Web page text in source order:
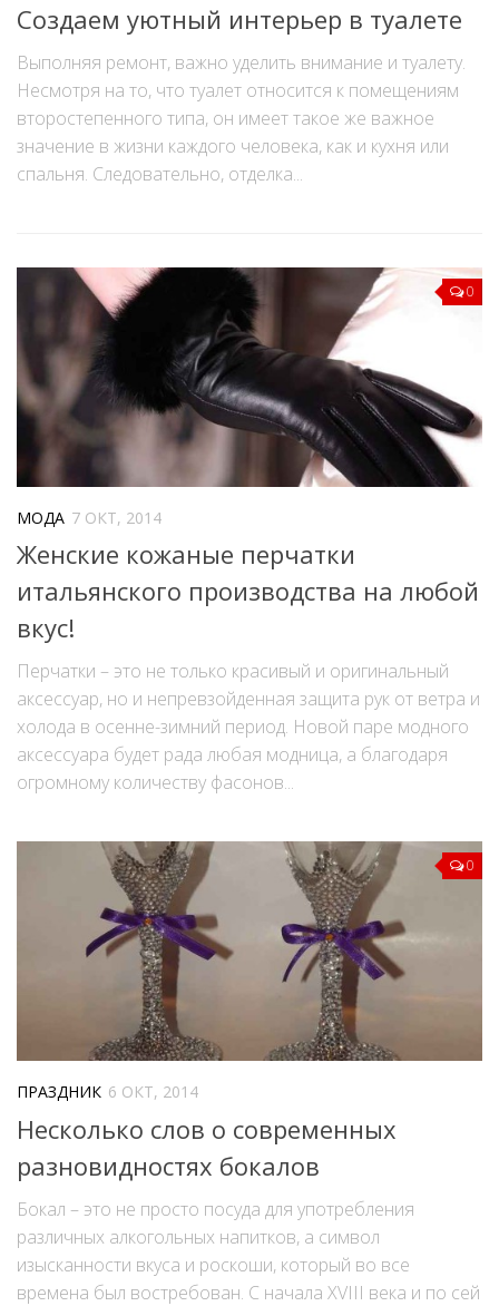
Создаем уютный интерьер в туалете
Выполняя ремонт, важно уделить внимание и туалету.
Несмотря на то, что туалет относится к помещениям
второстепенного типа, он имеет такое же важное
значение в жизни каждого человека, как и кухня или
спальня. Следовательно, отделка...
0
МОДА 7 ОКТ, 2014
Женские кожаные перчатки
итальянского производства на любой
вкус!
Перчатки – это не только красивый и оригинальный
аксессуар, но и непревзойденная защита рук от ветра и
холода в осенне-зимний период. Новой паре модного
аксессуара будет рада любая модница, а благодаря
огромному количеству фасонов...
0
ПРАЗДНИК 6 ОКТ, 2014
Несколько слов о современных
разновидностях бокалов
Бокал – это не просто посуда для употребления
различных алкогольных напитков, а символ
изысканности вкуса и роскоши, который во все
времена был востребован. С начала XVIII века и по сей